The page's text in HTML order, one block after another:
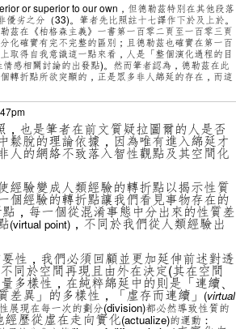
or superior to our own，但德勒茲特別在其他段落
劣之分（33)。筆者先比照註十七譯作下於及上於。
茲在《柏格森主義》一書第一百零二頁至一百零三頁
化確實有完不完整的區別；且德勒茲也確實在第一百
取得自我意識這一點來看，人是「整個演化過程的目
感相關討論的出發點)。然而筆者認為，德勒茲在此
轉折點所欲突顯的，正是眾多非人綿延的存在，而這
也是筆者在前文質疑拉圖爾的人是否
鬆脫的理論依據，因為唯有進入綿延才
人的網絡不致落入智性觀點及其空間化
經驗變成人類經驗的轉折點以揭示性質
個經驗的轉折點讓我們看見事物存在的
，每一個從混淆事態中分出來的性質差
(virtual point)，不同於我們從人類經驗出
性，我們必須回顧並更加延伸前述對透
同於空間再現且由外在決定(其在空間
多樣性，在純粹綿延中的則是「連續、
差異」的多樣性，「虛存而連續」(virtual
展現在每一次的劃分(division)都必然導致性質的
歷從虛在走向實化(actualize)的運動：